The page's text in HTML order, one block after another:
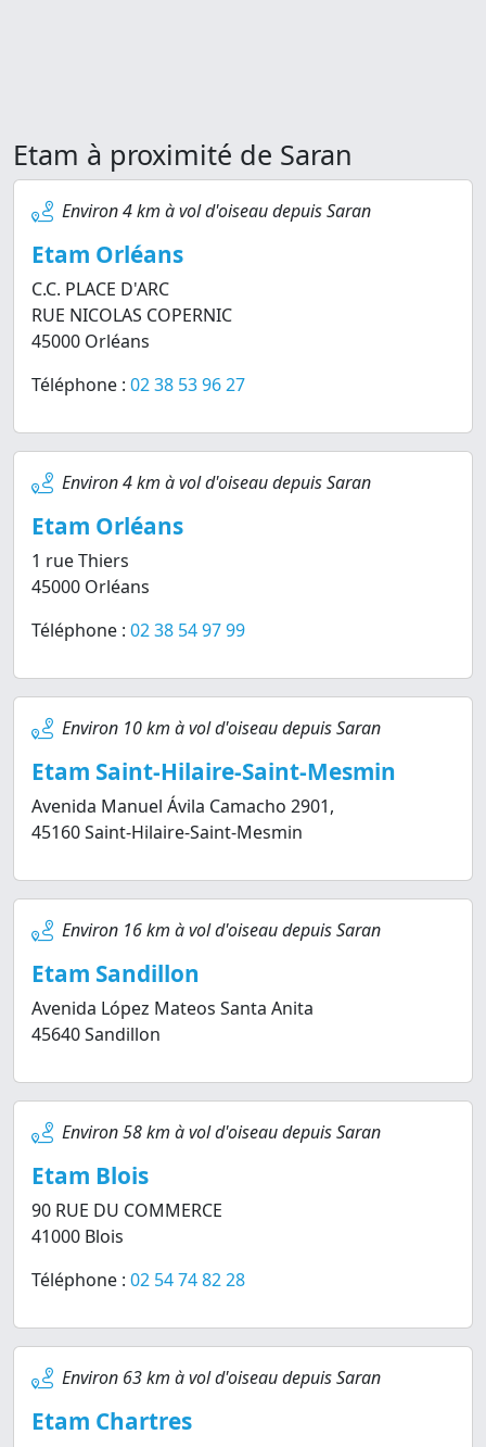
Etam à proximité de Saran
Environ 4 km à vol d'oiseau depuis Saran
Etam Orléans
C.C. PLACE D'ARC
RUE NICOLAS COPERNIC
45000 Orléans
Téléphone : 02 38 53 96 27
Environ 4 km à vol d'oiseau depuis Saran
Etam Orléans
1 rue Thiers
45000 Orléans
Téléphone : 02 38 54 97 99
Environ 10 km à vol d'oiseau depuis Saran
Etam Saint-Hilaire-Saint-Mesmin
Avenida Manuel Ávila Camacho 2901,
45160 Saint-Hilaire-Saint-Mesmin
Environ 16 km à vol d'oiseau depuis Saran
Etam Sandillon
Avenida López Mateos Santa Anita
45640 Sandillon
Environ 58 km à vol d'oiseau depuis Saran
Etam Blois
90 RUE DU COMMERCE
41000 Blois
Téléphone : 02 54 74 82 28
Environ 63 km à vol d'oiseau depuis Saran
Etam Chartres